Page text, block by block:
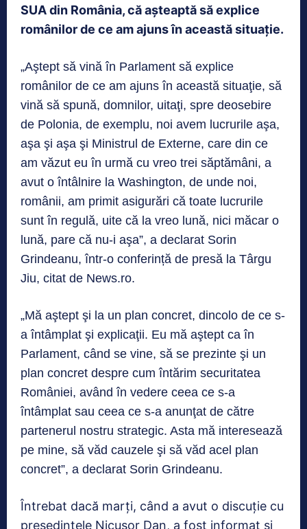
SUA din România, că aşteaptă să explice
românilor de ce am ajuns în această situaţie.
„Aştept să vină în Parlament să explice
românilor de ce am ajuns în această situaţie, să
vină să spună, domnilor, uitaţi, spre deosebire
de Polonia, de exemplu, noi avem lucrurile aşa,
aşa şi aşa şi Ministrul de Externe, care din ce
am văzut eu în urmă cu vreo trei săptămâni, a
avut o întâlnire la Washington, de unde noi,
românii, am primit asigurări că toate lucrurile
sunt în regulă, uite că la vreo lună, nici măcar o
lună, pare că nu-i aşa”, a declarat Sorin
Grindeanu, într-o conferință de presă la Târgu
Jiu, citat de News.ro.
„Mă aştept şi la un plan concret, dincolo de ce s-
a întâmplat şi explicaţii. Eu mă aştept ca în
Parlament, când se vine, să se prezinte şi un
plan concret despre cum întărim securitatea
României, având în vedere ceea ce s-a
întâmplat sau ceea ce s-a anunţat de către
partenerul nostru strategic. Asta mă interesează
pe mine, să văd cauzele şi să văd acel plan
concret”, a declarat Sorin Grindeanu.
Întrebat dacă marţi, când a avut o discuţie cu
preşedintele Nicuşor Dan, a fost informat şi